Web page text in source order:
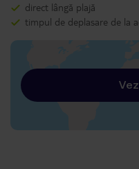
direct lângă plajă
timpul de deplasare de la